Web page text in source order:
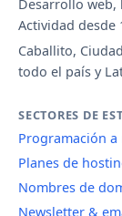
Desarrollo
Actividad desde
Caballito,
todo el país y
SECTORES DE
Programación a
Planes de
Nombres de
Newsletter &